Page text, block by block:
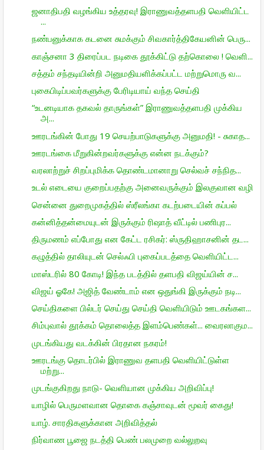
ஜனாதிபதி வழங்கிய உத்தரவு! இராணுவத்தளபதி வெளியிட்ட
...
நண்பனுக்காக கடனை சுமக்கும் சிவகார்த்திகேயனின் பெரு...
காஞ்சனா 3 திரைப்பட நடிகை தூக்கிட்டு தற்கொலை ! வெளி...
சத்தம் சந்தடியின்றி அனுமதியளிக்கப்பட்ட மற்றுமொரு வ...
புகைபிடிப்பவர்களுக்கு பேரிடியாய் வந்த செய்தி
“உடனடியாக தகவல் தாருங்கள்” இராணுவத்தளபதி முக்கிய
அ...
ஊரடங்கின் போது 19 செயற்பாடுகளுக்கு அனுமதி! - சுகாத...
ஊரடங்கை மீறுகின்றவர்களுக்கு என்ன நடக்கும்?
வரலாற்றுச் சிறப்புமிக்க தொண்டமானாறு செல்வச் சந்நித...
உடல் எடையை குறைப்பதற்கு அனைவருக்கும் இலகுவான வழி
சென்னை துறைமுகத்தில் ஸ்ரீலங்கா கடற்படையின் கப்பல்
கன்னித்தன்மையுடன் இருக்கும் ரிஷாத் வீட்டில் பணிபுர...
திருமணம் எப்போது என கேட்ட ரசிகர்: ஸ்ருதிஹாசனின் தட...
கழுத்தில் தாலியுடன் செல்ஃபி புகைப்படத்தை வெளியிட்ட...
மாஸ்டரில் 80 கோடி! இந்த படத்தில் தளபதி விஜய்யின் ச...
விஜய் ஓகே! அஜித் வேண்டாம் என ஒதுங்கி இருக்கும் நடி...
செய்திகளை பில்டர் செய்து செய்தி வெளியிடும் ஊடகங்கள...
சிம்புவால் தூக்கம் தொலைத்த இளம்பெண்கள்... வைரலாகும...
முடங்கியது வடக்கின் பிரதான நகரம்!
ஊரடங்கு தொடர்பில் இராணுவ தளபதி வெளியிட்டுள்ள
மற்று...
முடங்குகிறது நாடு- வெளியான முக்கிய அறிவிப்பு!
யாழில் பெருமளவான தொகை கஞ்சாவுடன் மூவர் கைது!
யாழ். சாரதிகளுக்கான அறிவித்தல்
நிர்வாண பூஜை நடத்தி பெண் பலமுறை வல்லுறவு